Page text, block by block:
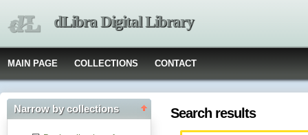
dLibra Digital Library
MAIN PAGE COLLECTIONS CONTACT
Narrow by collections Search results